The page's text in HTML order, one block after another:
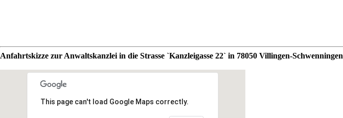
Anfahrtskizze zur Anwaltskanzlei in die Strasse `Kanzleigasse 22` in 78050 Villingen-Schwenningen
This page can't load Google Maps correctly.